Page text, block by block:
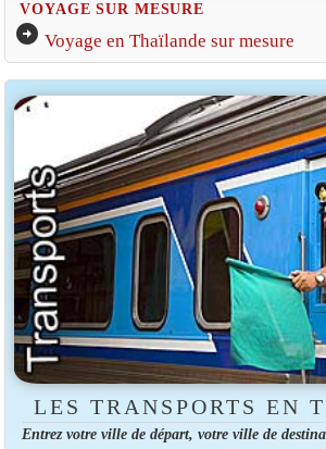
VOYAGE SUR MESURE
arrow_circle_right Voyage en Thaïlande sur mesure
LES TRANSPORTS EN
Entrez votre ville de départ, votre ville de